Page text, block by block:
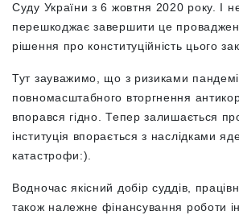
Суду України з 6 жовтня 2020 року. І
перешкоджає завершити це
рішення про конституційність цього
Тут зауважимо, що з ризиками
повномасштабного вторгнення
впорався гідно. Тепер залишається
інституція впорається з наслідками
катастрофи:).
Водночас якісний добір суддів,
також належне фінансування роботи